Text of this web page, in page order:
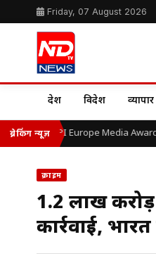
Friday, 07 August 2026
देश विदेश व्यापार
ब्रेकिंग न्यूज़
यादव को ‘LIPI Europe Media Award
क्राइम
1.2 लाख करोड़
कार्रवाई,